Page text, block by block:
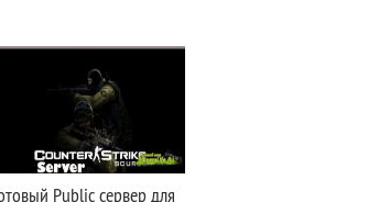
Public сервер для